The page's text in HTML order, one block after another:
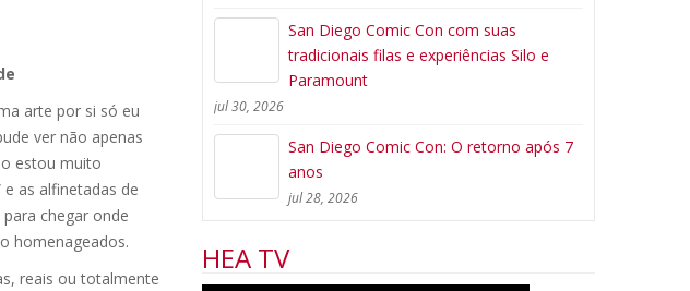
arte por si só eu
ver não apenas
estou muito
as alfinetadas de
chegar onde
homenageados.
reais ou totalmente
San Diego Comic Con com suas
tradicionais filas e experiências Silo e
Paramount
jul 30, 2026
San Diego Comic Con: O retorno após 7
anos
jul 28, 2026
HEA TV